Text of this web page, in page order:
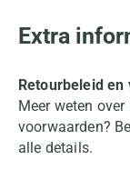
Extra
Retourbeleid
Meer weten
voorwaarden?
alle details.